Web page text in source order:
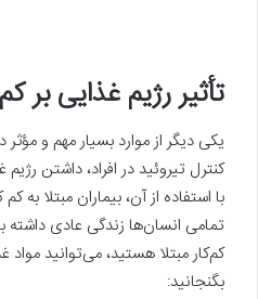
تأثیر رژیم غذایی بر
یکی دیگر از موارد بسیار مهم و مؤثر
کنترل تیروئید در افراد، داشتن
با استفاده از آن، بیماران مبتلا به
تمامی انسان‌ها زندگی عادی داشته
کم‌کار مبتلا هستید، می‌توانید مواد
بگنجانید: